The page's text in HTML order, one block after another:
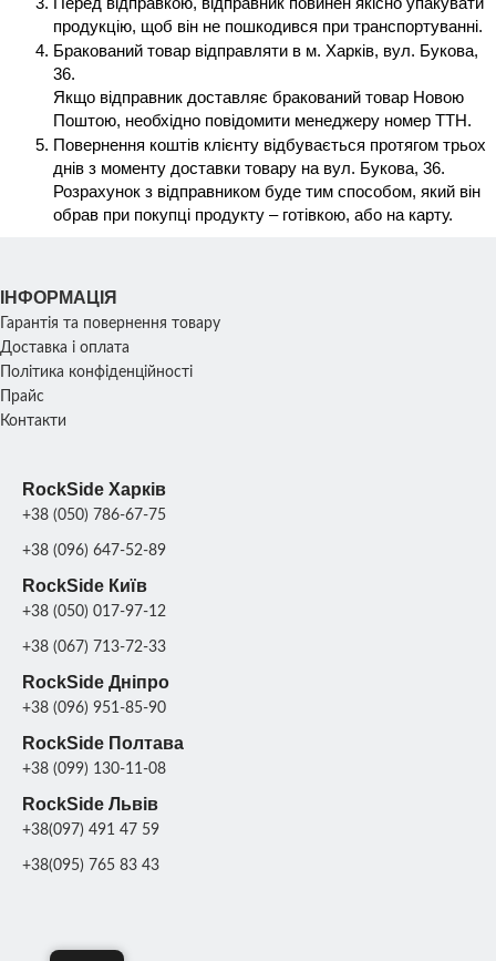
продукцію, щоб він не пошкодився при транспортуванні.
Бракований товар відправляти в м. Харків, вул. Букова,
36.
Якщо відправник доставляє бракований товар Новою
Поштою, необхідно повідомити менеджеру номер ТТН.
Повернення коштів клієнту відбувається протягом трьох
днів з моменту доставки товару на вул. Букова, 36.
Розрахунок з відправником буде тим способом, який він
обрав при покупці продукту – готівкою, або на карту.
ІНФОРМАЦІЯ
Гарантія та повернення товару
Доставка і оплата
Політика конфіденційності
Прайс
Контакти
RockSide Харків
+38 (050) 786-67-75
+38 (096) 647-52-89
RockSide Київ
+38 (050) 017-97-12
+38 (067) 713-72-33
RockSide Дніпро
+38 (096) 951-85-90
RockSide Полтава
+38 (099) 130-11-08
RockSide Львів
+38(097) 491 47 59
+38(095) 765 83 43